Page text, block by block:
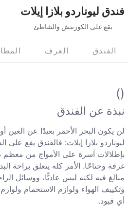
فندق ليوناردو بلازا إيلات
يقع على الكورنيش والشاطئ
الفندق الغرف
()
نبذة عن الفندق
لن يكون البحر الأحمر بعيدًا عن العين
ليوناردو بلازا إيلات: فالفندق يقع
غرفة وجناحًا. الأمر كله يتعلق براحة
مبالغ فيه لكنه ليس عاديًّا، ووسائل
وتكييف الهواء ولوازم الاستحمام
أي قيود.